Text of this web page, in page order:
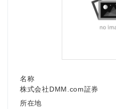
名称
株式会社DMM.com証券
所在地